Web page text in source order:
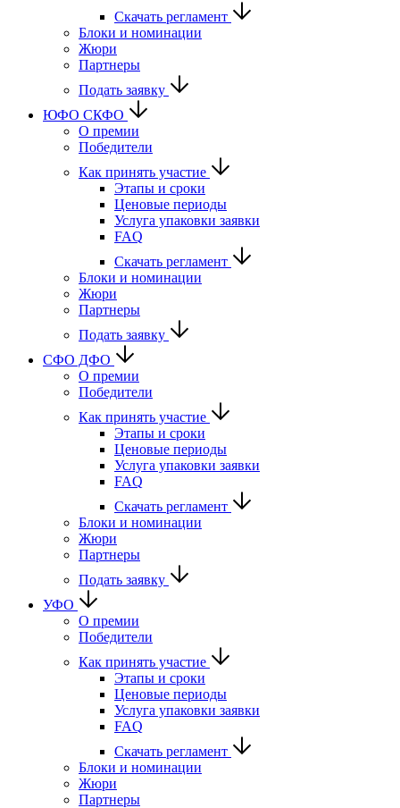
Скачать регламент
Блоки и номинации
Жюри
Партнеры
Подать заявку
ЮФО СКФО
О премии
Победители
Как принять участие
Этапы и сроки
Ценовые периоды
Услуга упаковки заявки
FAQ
Скачать регламент
Блоки и номинации
Жюри
Партнеры
Подать заявку
CФО ДФО
О премии
Победители
Как принять участие
Этапы и сроки
Ценовые периоды
Услуга упаковки заявки
FAQ
Скачать регламент
Блоки и номинации
Жюри
Партнеры
Подать заявку
УФО
О премии
Победители
Как принять участие
Этапы и сроки
Ценовые периоды
Услуга упаковки заявки
FAQ
Скачать регламент
Блоки и номинации
Жюри
Партнеры